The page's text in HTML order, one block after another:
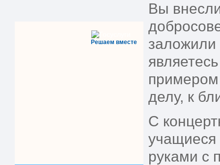
Решаем вместе
Вы
заложили
примером
делу, к
С
руками с